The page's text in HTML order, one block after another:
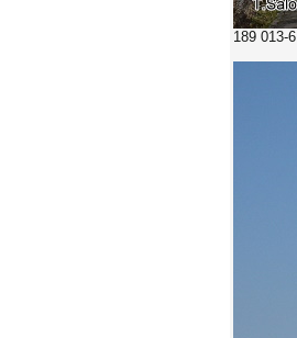
189 013-6